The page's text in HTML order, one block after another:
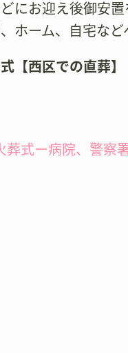
にお迎え後御安
ホーム、自宅など
【西区での直葬】
葬式ー病院、警察